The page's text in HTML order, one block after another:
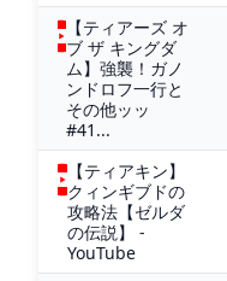
【ティアーズ オ
ブ ザ キングダ
ム】強襲！ガノ
ンドロフ一行と
その他ッッ
#41...
【ティアキン】
クィンギブドの
攻略法【ゼルダ
の伝説】 -
YouTube